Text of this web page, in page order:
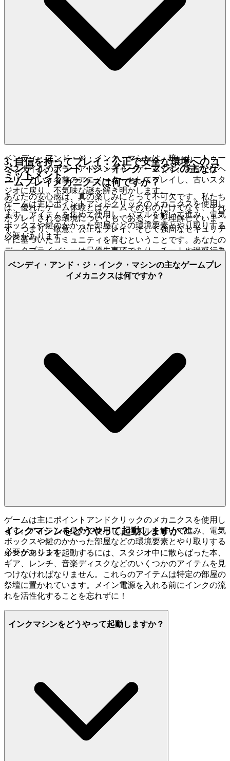
オンとして現れよ。
真のホスピタリティとは、隠れた意図や曖昧な要求のない体
験を提供することです。私たちは、透明性と本物の無料さに
よって信頼を獲得するのが最善の方法だと信じています。ペ
イウォールのフラストレーション、侵入的な広告、変装した
サブスクリプションの罠を忘れてください。私たちのプラッ
トフォームは、正直なエンターテイメントの原則に基づいて
3. 自信を持ってプレイ：公正で安全な環境へのコ
ミットメント
あなたの安心感は、真の楽しみにとって不可欠です。私たち
は、優れたゲーム体験とはゲームそのものだけでなく、それ
がプレイされる環境についてもであることを理解していま
す。つまり、敬意、公正なプレイ、そして強固なセキュリテ
ィに基づいたコミュニティを育むということです。あなたの
データプライバシーは最優先事項であり、チートや迷惑行為
に対してはゼロトレランスのポリシーを維持します。ここで
のあなたの成果は、獲得され、祝われ、保護されます。
のリーダーボードでトップの座
ァーストの世界
私たちは量であなたを圧倒することを信じていません。クオ
リティであなたを喜ばせることを信じています。あなたの時
間と知性は、中途半端な体験に無駄にするほど貴重です。私
たちはすべてのゲームを手作業で厳選し、エンターテイメン
ト、イノベーション、そして全体的なプレイヤー満足度の厳
格な基準を満たすことを保証します。私たちのインターフェ
ベンディ・アンド・ジ・インク・マシンは、暗いカートゥー
ンスタイルのホラーアドベンチャーゲームです。あなたはヘ
ンリーという名前のアニメーターとしてプレイし、古いスタ
ジオに戻り、不気味な謎を解き明かします。
ベンディ・アンド・ジ・インク・マシンの主なゲ
ームプレイメカニクスは何ですか？
ゲームは主にポイントアンドクリックのメカニクスを使用し
ます。アイテムを集めて使用し、パズルを解いて進み、電気
ボックスや鍵のかかった部屋などの環境要素とやり取りする
必要があります。
ベンディ・アンド・ジ・インク・マシンの主なゲームプレ
イメカニクスは何ですか？
ゲームは主にポイントアンドクリックのメカニクスを使用し
ます。アイテムを集めて使用し、パズルを解いて進み、電気
ボックスや鍵のかかった部屋などの環境要素とやり取りする
必要があります。
インクマシンをどうやって起動しますか？
インクマシンを起動するには、スタジオ中に散らばった本、
ギア、レンチ、音楽ディスクなどのいくつかのアイテムを見
つけなければなりません。これらのアイテムは特定の部屋の
祭壇に置かれています。メイン電源を入れる前にインクの流
れを活性化することを忘れずに！
インクマシンをどうやって起動しますか？